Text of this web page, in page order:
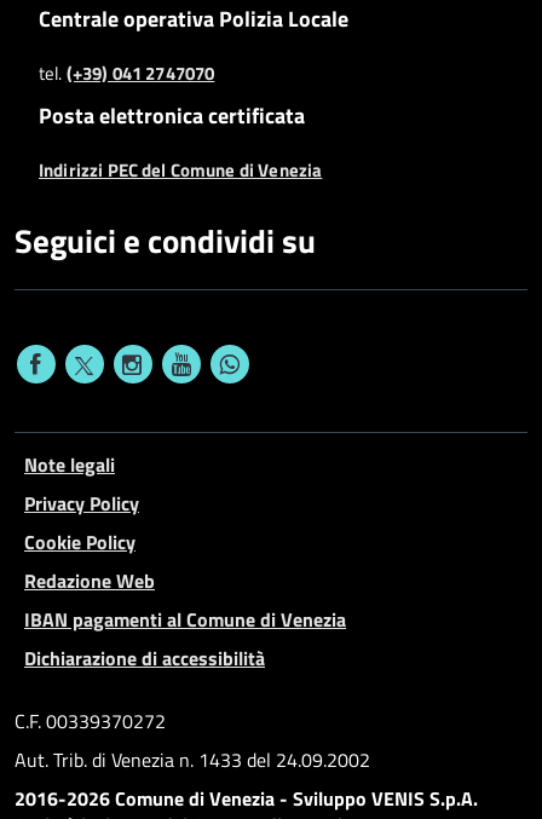
Centrale operativa Polizia Locale
tel.(+39) 041 2747070
Posta elettronica certificata
Indirizzi PEC del Comune di Venezia
Seguici e condividi su
Note legali
Privacy Policy
Cookie Policy
Redazione Web
IBAN pagamenti al Comune di Venezia
Dichiarazione di accessibilità
C.F. 00339370272
Aut. Trib. di Venezia n. 1433 del 24.09.2002
2016-2026 Comune di Venezia - Sviluppo VENIS S.p.A.